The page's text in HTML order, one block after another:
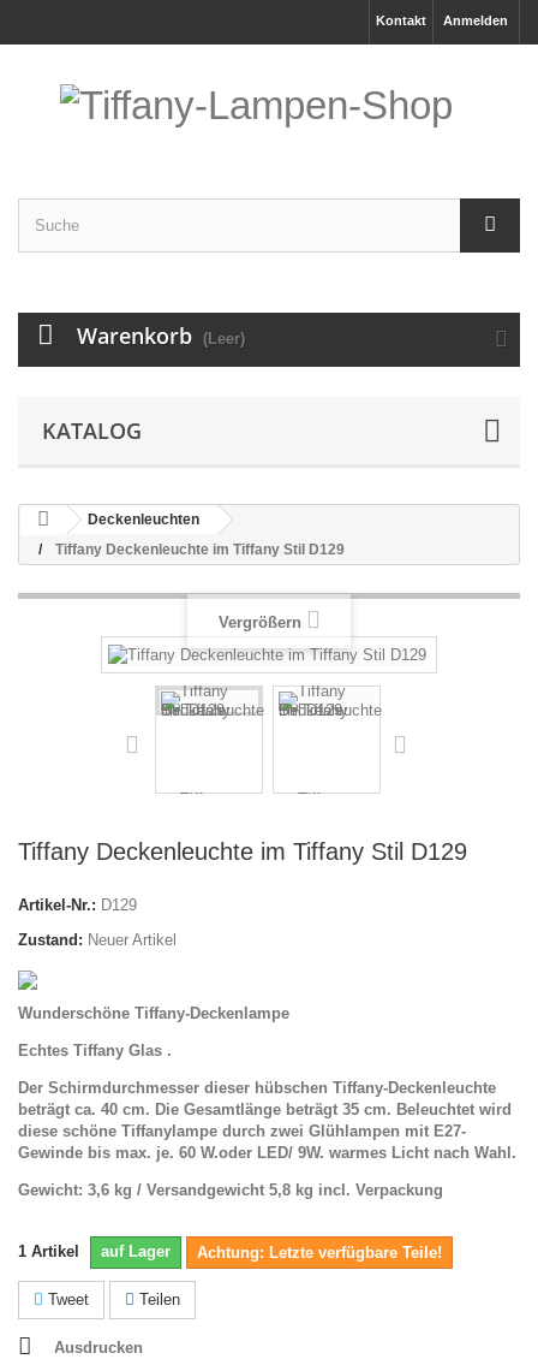
Anmelden
Kontakt
Warenkorb (Leer)
KATALOG
Deckenleuchten
Tiffany Deckenleuchte im Tiffany Stil D129
Vergrößern
Tiffany Deckenleuchte im Tiffany Stil D129
Artikel-Nr.: D129
Zustand: Neuer Artikel
Wunderschöne Tiffany-Deckenlampe
Echtes Tiffany Glas .
Der Schirmdurchmesser dieser hübschen Tiffany-Deckenleuchte
beträgt ca. 40 cm. Die Gesamtlänge beträgt 35 cm. Beleuchtet wird
diese schöne Tiffanylampe durch zwei Glühlampen mit E27-
Gewinde bis max. je. 60 W.oder LED/ 9W. warmes Licht nach Wahl.
Gewicht: 3,6 kg / Versandgewicht 5,8 kg incl. Verpackung
1 Artikel auf Lager Achtung: Letzte verfügbare Teile!
Tweet Teilen
Ausdrucken